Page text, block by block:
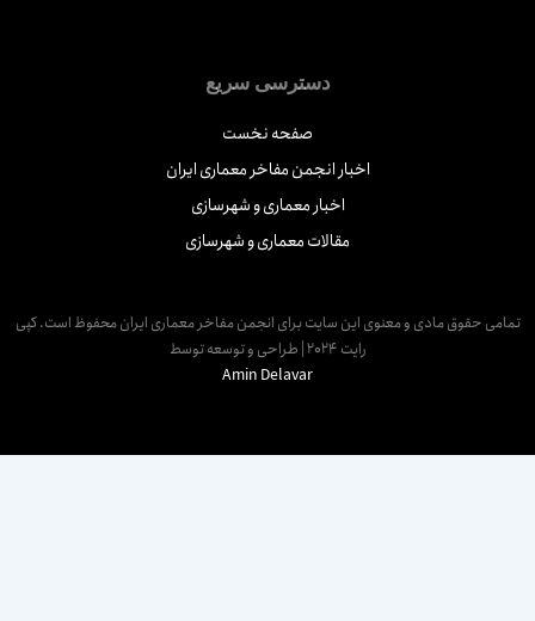
دسترسی سریع
صفحه نخست
اخبار انجمن مفاخر معماری ایران
اخبار معماری و شهرسازی
مقالات معماری و شهرسازی
حقوق مادی و معنوی این سایت برای انجمن مفاخر معماری ایران محفوظ است. کپی
رایت 2024 | طراحی و توسعه توسط
Amin Delavar